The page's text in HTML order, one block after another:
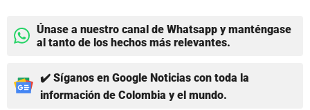
Únase a nuestro canal de Whatsapp y manténgase
al tanto de los hechos más relevantes.
✔️ Síganos en Google Noticias con toda la
información de Colombia y el mundo.